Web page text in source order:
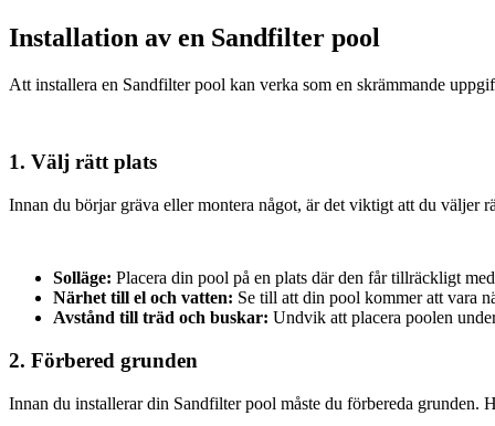
Installation av en Sandfilter pool
Att installera en Sandfilter pool kan verka som en skrämmande
1. Välj rätt plats
Innan du börjar gräva eller montera något, är det viktigt att du väljer
Solläge: Placera din pool på en plats där den får tillräckligt
Närhet till el och vatten: Se till att din pool kommer att vara
Avstånd till träd och buskar: Undvik att placera poolen
2. Förbered grunden
Innan du installerar din Sandfilter pool måste du förbereda grunden.